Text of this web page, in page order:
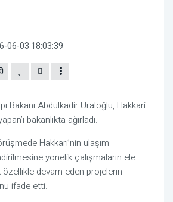
06-03 18:03:39
Bakanı Abdulkadir Uraloğlu, Hakkari
bakanlıkta ağırladı.
Hakkari’nin ulaşım
yönelik çalışmaların ele
özellikle devam eden projelerin
ifade etti.